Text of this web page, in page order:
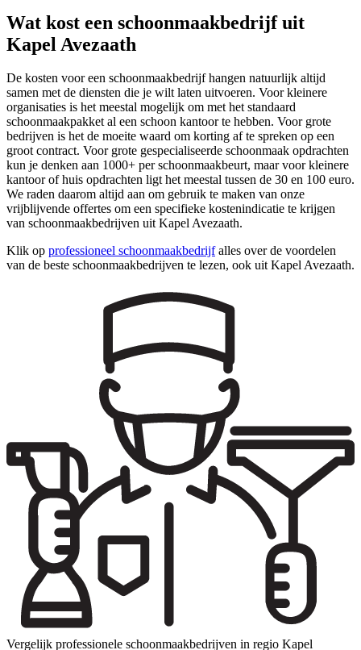
Wat kost een schoonmaakbedrijf uit
Kapel Avezaath
De kosten voor een schoonmaakbedrijf hangen natuurlijk altijd
samen met de diensten die je wilt laten uitvoeren. Voor kleinere
organisaties is het meestal mogelijk om met het standaard
schoonmaakpakket al een schoon kantoor te hebben. Voor grote
bedrijven is het de moeite waard om korting af te spreken op een
groot contract. Voor grote gespecialiseerde schoonmaak opdrachten
kun je denken aan 1000+ per schoonmaakbeurt, maar voor kleinere
kantoor of huis opdrachten ligt het meestal tussen de 30 en 100 euro.
We raden daarom altijd aan om gebruik te maken van onze
vrijblijvende offertes om een specifieke kostenindicatie te krijgen
van schoonmaakbedrijven uit Kapel Avezaath.
Klik op professioneel schoonmaakbedrijfalles over de voordelen
van de beste schoonmaakbedrijven te lezen, ook uit Kapel Avezaath.
Vergelijk professionele schoonmaakbedrijven in regio Kapel